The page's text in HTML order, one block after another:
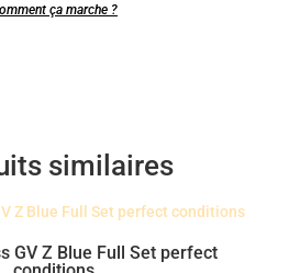
ça marche ?
similaires
GV Z Blue Full Set perfect